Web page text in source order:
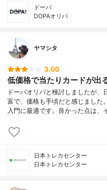
ドーパ
DOPAオリパ
ヤマシタ
3.00
低価格で当たりカードが出
ドーパオリパと検討しましたが
富で、価格も手頃だと感じました
入門に最適です。良かった点は、
日本トレカセンター
日本トレカセンター